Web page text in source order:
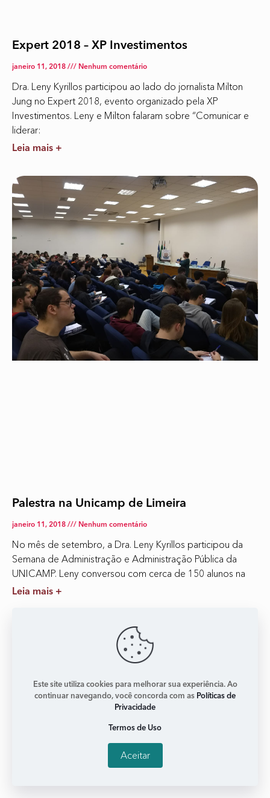
Expert 2018 – XP Investimentos
janeiro 11, 2018 Nenhum comentário
Dra. Leny Kyrillos participou ao lado do jornalista Milton
Jung no Expert 2018, evento organizado pela XP
Investimentos. Leny e Milton falaram sobre “Comunicar e
liderar:
Leia mais +
Palestra na Unicamp de Limeira
janeiro 11, 2018 Nenhum comentário
No mês de setembro, a Dra. Leny Kyrillos participou da
Semana de Administração e Administração Pública da
UNICAMP. Leny conversou com cerca de 150 alunos na
Leia mais +
Este site utiliza cookies para melhorar sua experiência. Ao
continuar navegando, você concorda com as Políticas de
Privacidade
Termos de Uso
Aceitar